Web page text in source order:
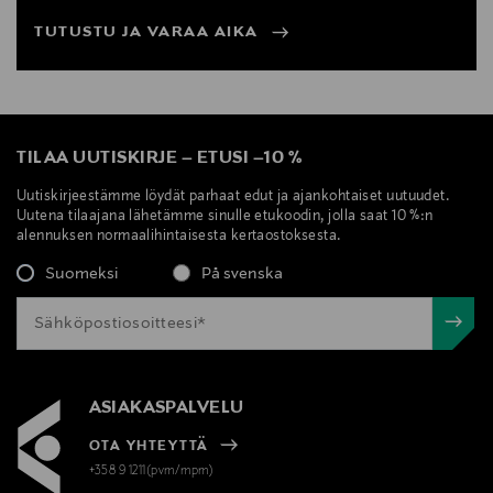
Ulkoinen Ø735 mm
Pyörät
Kumittomat pyörät kovalle lattialle, Ø65 mm.
Polyamidista (PA) valmistetut vapaat pyörät pehmeälle
lattialle, Ø65 mm
Itsestään jarruttavat kumiset pyörät kovalle lattialle,
Ø65 mm
TUTUSTU JA VARAA AIKA
TILAA UUTISKIRJE – ETUSI –10 %
Uutiskirjeestämme löydät parhaat edut ja ajankohtaiset uutuudet.
Uutena tilaajana lähetämme sinulle etukoodin, jolla saat 10 %:n
alennuksen normaalihintaisesta kertaostoksesta.
Suomeksi På svenska
ASIAKASPALVELU
OTA YHTEYTTÄ
+358 9 1211(pvm/mpm)